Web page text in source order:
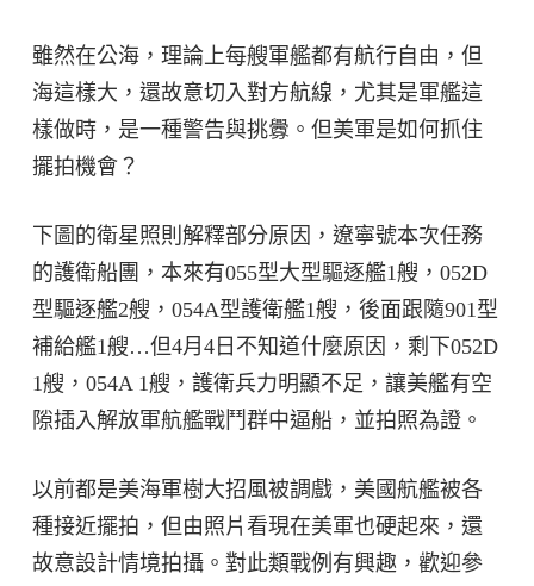
雖然在公海，理論上每艘軍艦都有航行自由，但
海這樣大，還故意切入對方航線，尤其是軍艦這
樣做時，是一種警告與挑釁。但美軍是如何抓住
擺拍機會？
下圖的衛星照則解釋部分原因，遼寧號本次任務
的護衛船團，本來有055型大型驅逐艦1艘，052D
型驅逐艦2艘，054A型護衛艦1艘，後面跟隨901型
補給艦1艘…但4月4日不知道什麼原因，剩下052D
1艘，054A 1艘，護衛兵力明顯不足，讓美艦有空
隙插入解放軍航艦戰鬥群中逼船，並拍照為證。
以前都是美海軍樹大招風被調戲，美國航艦被各
種接近擺拍，但由照片看現在美軍也硬起來，還
故意設計情境拍攝。對此類戰例有興趣，歡迎參